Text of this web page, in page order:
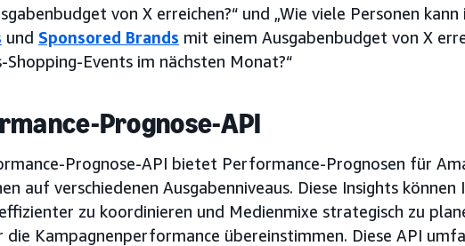
von X erreichen?“ und „Wie viele Personen kann
und Sponsored Brands mit einem Ausgabenbudget von X
Shopping-Events im nächsten Monat?“
Prognose-API
Prognose-API bietet Performance-Prognosen für
auf verschiedenen Ausgabenniveaus. Diese Insights können
zu koordinieren und Medienmixe strategisch zu
die Kampagnenperformance übereinstimmen. Diese API